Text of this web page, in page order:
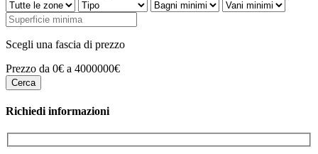
Scegli una fascia di prezzo
Prezzo da 0€ a 4000000€
Richiedi informazioni